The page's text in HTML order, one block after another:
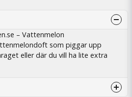
– Vattenmelon
som piggar upp
eller där du vill ha lite extra